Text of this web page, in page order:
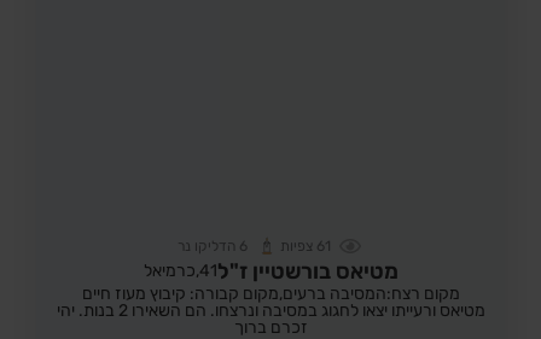
61 צפיות 6 הדליקו נר
מטיאס בורשטיין ז"ל41, כרמיאל
מקום רצח:המסיבה ברעים,מקום קבורה: קיבוץ מעוז חיים
מטיאס ורעייתו יצאו לחגוג במסיבה ונרצחו. הם השאירו 2 בנות. יהי
זכרם ברוך